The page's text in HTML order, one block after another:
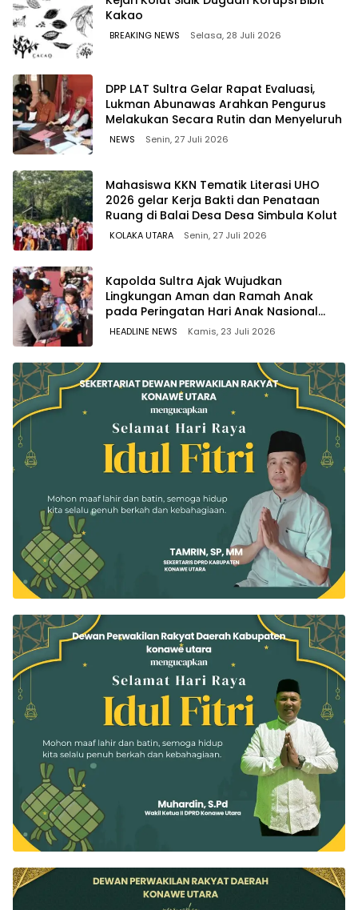
Kakao
BREAKING NEWS Selasa, 28 Juli 2026
‎DPP LAT Sultra Gelar Rapat Evaluasi,
Lukman Abunawas Arahkan Pengurus
Melakukan Secara Rutin dan Menyeluruh
NEWS Senin, 27 Juli 2026
Mahasiswa KKN Tematik Literasi UHO
2026 gelar Kerja Bakti dan Penataan
Ruang di Balai Desa Desa Simbula Kolut
KOLAKA UTARA Senin, 27 Juli 2026
Kapolda Sultra Ajak Wujudkan
Lingkungan Aman dan Ramah Anak
pada Peringatan Hari Anak Nasional
2026
HEADLINE NEWS Kamis, 23 Juli 2026